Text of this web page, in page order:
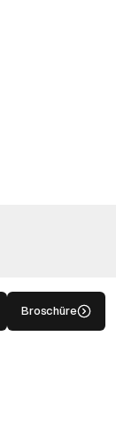
Broschüre